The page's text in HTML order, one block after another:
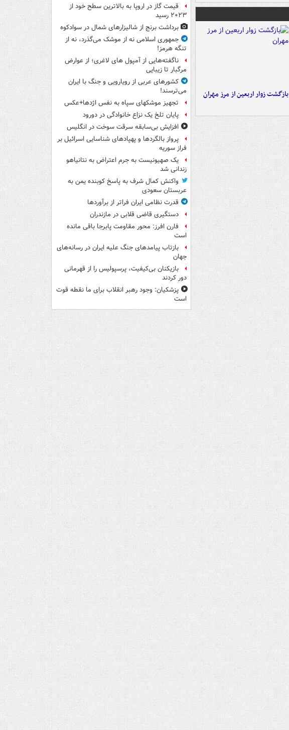
بازگشت زوار اربعین از مرز مهران
قیمت گاز در اروپا به بالاترین سطح خود از
۲۰۲۳ رسید
برداشت برنج از شالیزارهای شمال در سوادکوه
جمهوری اسلامی نه از موشک می‌گذرد، نه از
تنگه هرمز!
ناگفته‌هایی از آمپول های لاغری؛ از عوارض
مرگبار تا زیبایی
کشورهای عربی از رویارویی و جنگ با ایران
می‌ترسند!
تجهیز موشکهای سپاه به نفس اژدها+عکس
پایان تلخ یک نزاع خانوادگی در دورود
افزایش بی‌سابقه سرقت سوخت در انگلیس
پرواز بالگردها و پهپادهای شناسایی اسرائیل بر
فراز سوریه
یک صهیونیست به جرم اعتراض به نتانیاهو
زندانی شد
واکنش کمال شرف به پاسخ کوبنده یمن به
عربستان سعودی
قدرت نظامی ایران فراتر از برآوردها
دستگیری قاضی قلابی در مازندران
فارن افرز: محور مقاومت پابرجا باقی مانده
است
بازتاب پیامدهای جنگ علیه ایران در رسانه‌های
جهان
بازیکنان بی‌کیفیت، پرسپولیس را از قهرمانی
دور کردند
پزشکیان: وجود رهبر انقلاب برای ما نقطه قوت
است